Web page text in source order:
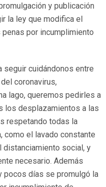
y publicación
la ley que modifica el
por incumplimiento
seguir cuidándonos entre
coronavirus,
lago, queremos pedirles a
los desplazamientos a las
respetando todas la
como el lavado constante
social, y
necesario. Además
pocos días se promulgó la